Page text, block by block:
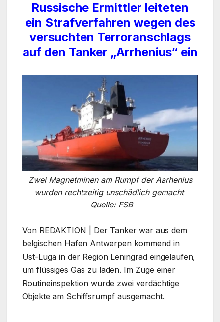
Russische Ermittler leiteten
ein Strafverfahren wegen des
versuchten Terroranschlags
auf den Tanker „Arrhenius“ ein
Zwei Magnetminen am Rumpf der Aarhenius
wurden rechtzeitig unschädlich gemacht
Quelle: FSB
Von REDAKTION | Der Tanker war aus dem
belgischen Hafen Antwerpen kommend in
Ust-Luga in der Region Leningrad eingelaufen,
um flüssiges Gas zu laden. Im Zuge einer
Routineinspektion wurde zwei verdächtige
Objekte am Schiffsrumpf ausgemacht.